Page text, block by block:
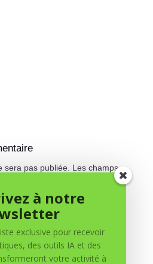
sera pas publiée. Les champs
à notre
exclusive pour recevoir
des outils IA et des
votre activité à